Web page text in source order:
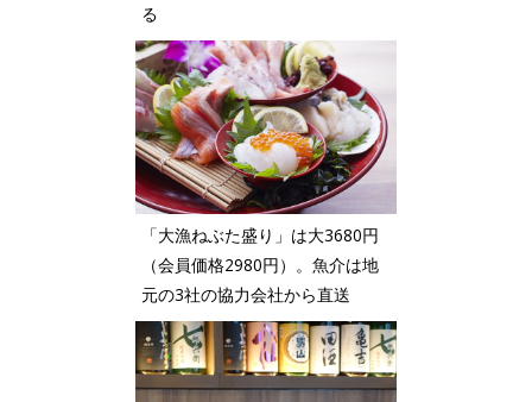
る
「大漁ねぶた盛り」は大3680円
（会員価格2980円）。魚介は地
元の3社の協力会社から直送